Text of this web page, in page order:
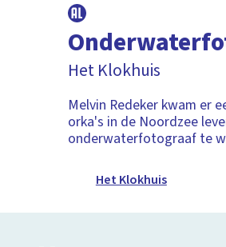
Het Klokhuis
Melvin Redeker kwam er
orka's in de Noordzee
onderwaterfotograaf te
Het Klokhuis